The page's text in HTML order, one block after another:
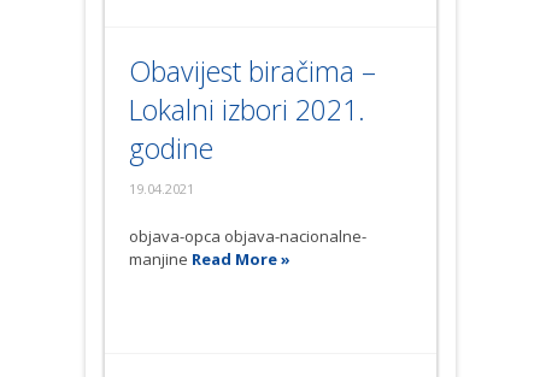
Obavijest biračima –
Lokalni izbori 2021.
godine
19.04.2021
objava-opca objava-nacionalne-
manjine Read More »